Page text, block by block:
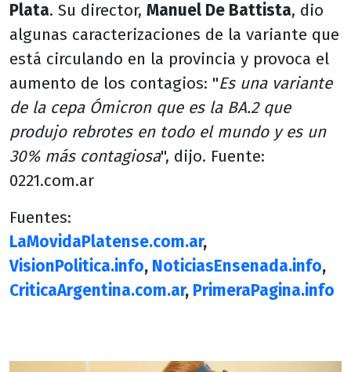
Plata. Su director, Manuel De Battista, dio
algunas caracterizaciones de la variante que
está circulando en la provincia y provoca el
aumento de los contagios: "Es una variante
de la cepa Ómicron que es la BA.2 que
produjo rebrotes en todo el mundo y es un
30% más contagiosa", dijo. Fuente:
0221.com.ar
Fuentes:
LaMovidaPlatense.com.ar,
VisionPolitica.info, NoticiasEnsenada.info,
CriticaArgentina.com.ar, PrimeraPagina.info